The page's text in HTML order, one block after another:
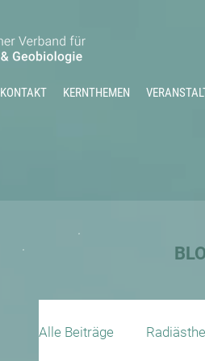
KONTAKT KERNTHEMEN
Alle Beiträge